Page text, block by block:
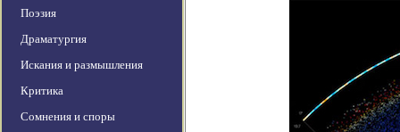
Поэзия
Драматургия
Искания и размышления
Критика
Сомнения и споры